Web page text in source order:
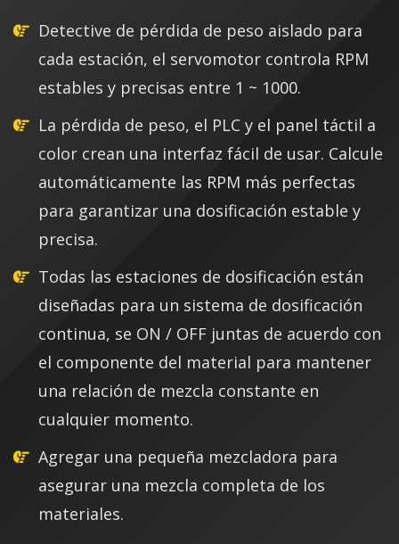
Detective de pérdida de peso aislado para
cada estación, el servomotor controla RPM
estables y precisas entre 1 ~ 1000.
La pérdida de peso, el PLC y el panel táctil a
color crean una interfaz fácil de usar. Calcule
automáticamente las RPM más perfectas
para garantizar una dosificación estable y
precisa.
Todas las estaciones de dosificación están
diseñadas para un sistema de dosificación
continua, se ON / OFF juntas de acuerdo con
el componente del material para mantener
una relación de mezcla constante en
cualquier momento.
Agregar una pequeña mezcladora para
asegurar una mezcla completa de los
materiales.